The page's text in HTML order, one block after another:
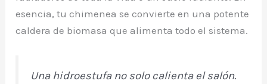
esencia, tu chimenea se convierte en una potente
caldera de biomasa que alimenta todo el sistema.
Una hidroestufa no solo calienta el salón.